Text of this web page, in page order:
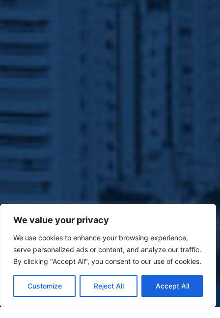
We value your privacy
We use cookies to enhance your browsing experience,
serve personalized ads or content, and analyze our traffic.
By clicking "Accept All", you consent to our use of cookies.
Customize Reject All Accept All
(47) 9 9977-7630